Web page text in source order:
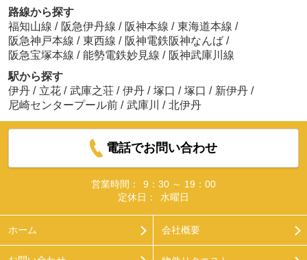
路線から探す
福知山線 / 阪急伊丹線 / 阪神本線 / 東海道本線 /
阪急神戸本線 / 東西線 / 阪神電鉄阪神なんば /
阪急宝塚本線 / 能勢電鉄妙見線 / 阪神武庫川線
駅から探す
伊丹 / 立花 / 武庫之荘 / 伊丹 / 塚口 / 塚口 / 新伊丹 /
尼崎センタープール前 / 武庫川 / 北伊丹
電話でお問い合わせ
営業時間：
9：30 ～ 19：00
定休日：
水曜日
ホーム 会社概要